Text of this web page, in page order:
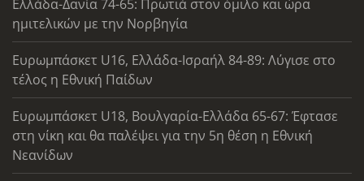
Ελλάδα-Δανία 74-65: Πρωτιά στον όμιλο και ώρα
ημιτελικών με την Νορβηγία
Ευρωμπάσκετ U16, Ελλάδα-Ισραήλ 84-89: Λύγισε στο
τέλος η Εθνική Παίδων
Ευρωμπάσκετ U18, Βουλγαρία-Ελλάδα 65-67: Έφτασε
στη νίκη και θα παλέψει για την 5η θέση η Εθνική
Νεανίδων